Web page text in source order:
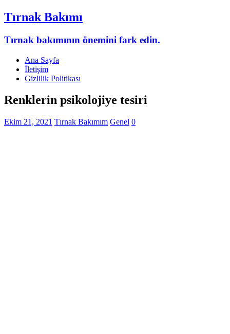
Tırnak Bakımı
Tırnak bakımının önemini fark edin.
Ana Sayfa
İletişim
Gizlilik Politikası
Renklerin psikolojiye tesiri
Ekim 21, 2021 Tırnak Bakımım Genel 0